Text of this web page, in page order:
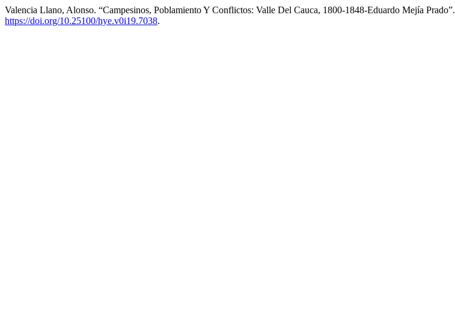
Valencia Llano, Alonso. “Campesinos, Poblamiento Y Conflictos: Valle Del Cauca, 1800-1848-Eduardo Mejía Prado”.
https://doi.org/10.25100/hye.v0i19.7038.